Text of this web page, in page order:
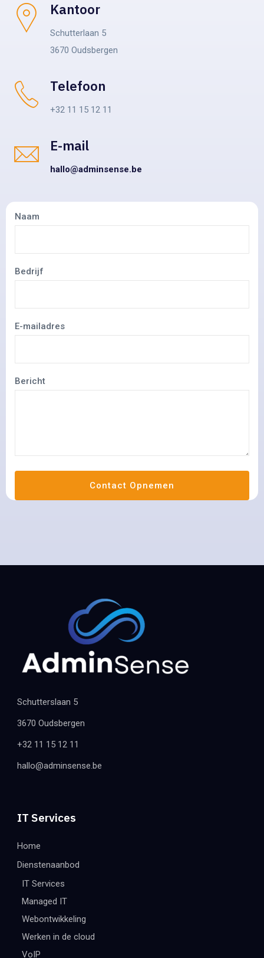
Kantoor
Schutterlaan 5
3670 Oudsbergen
Telefoon
+32 11 15 12 11
E-mail
hallo@adminsense.be
Naam
Bedrijf
E-mailadres
Bericht
Schutterslaan 5
3670 Oudsbergen
+32 11 15 12 11
hallo@adminsense.be
IT Services
Home
Dienstenaanbod
IT Services
Managed IT
Webontwikkeling
Werken in de cloud
VoIP